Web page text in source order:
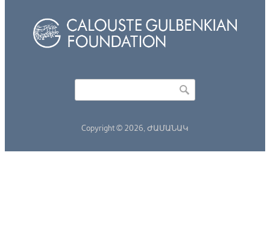
Copyright © 2026, ԺԱՄԱՆԱԿ